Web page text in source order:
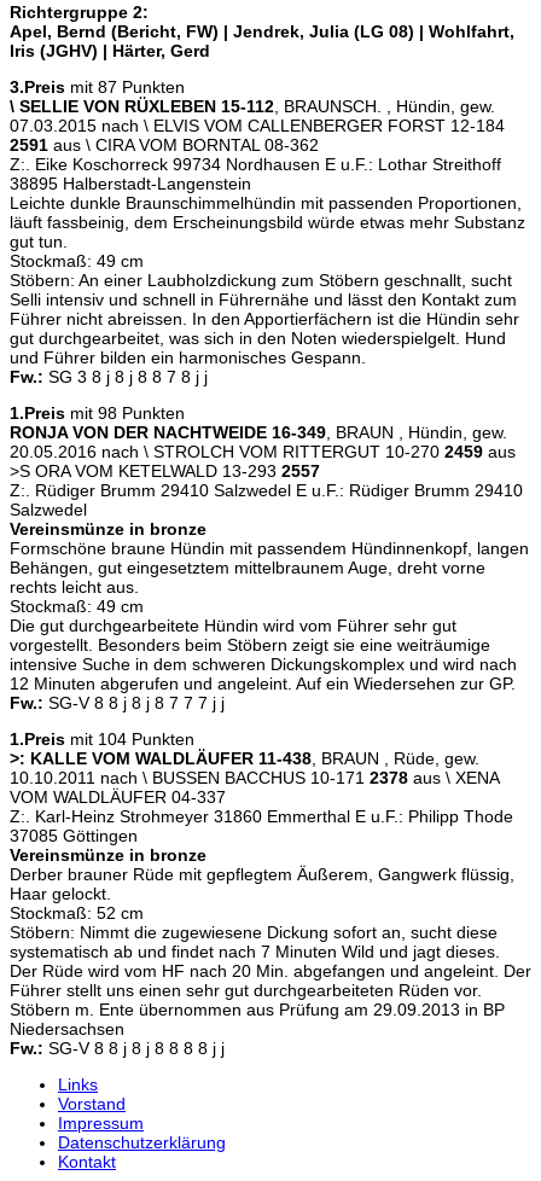
Richtergruppe 2:
Apel, Bernd (Bericht, FW) | Jendrek, Julia (LG 08) | Wohlfahrt,
Iris (JGHV) | Härter, Gerd
3.Preis mit 87 Punkten
\ SELLIE VON RÜXLEBEN 15-112 , BRAUNSCH. , Hündin, gew.
07.03.2015 nach \ ELVIS VOM CALLENBERGER FORST 12-184
2591 aus \ CIRA VOM BORNTAL 08-362
Z:. Eike Koschorreck 99734 Nordhausen E u.F.: Lothar Streithoff
38895 Halberstadt-Langenstein
Leichte dunkle Braunschimmelhündin mit passenden Proportionen,
läuft fassbeinig, dem Erscheinungsbild würde etwas mehr Substanz
gut tun.
Stockmaß: 49 cm
Stöbern: An einer Laubholzdickung zum Stöbern geschnallt, sucht
Selli intensiv und schnell in Führernähe und lässt den Kontakt zum
Führer nicht abreissen. In den Apportierfächern ist die Hündin sehr
gut durchgearbeitet, was sich in den Noten wiederspielgelt. Hund
und Führer bilden ein harmonisches Gespann.
Fw.: SG 3 8 j 8 j 8 8 7 8 j j
1.Preis mit 98 Punkten
RONJA VON DER NACHTWEIDE 16-349 , BRAUN , Hündin, gew.
20.05.2016 nach \ STROLCH VOM RITTERGUT 10-270 2459 aus
>S ORA VOM KETELWALD 13-293 2557
Z:. Rüdiger Brumm 29410 Salzwedel E u.F.: Rüdiger Brumm 29410
Salzwedel
Vereinsmünze in bronze
Formschöne braune Hündin mit passendem Hündinnenkopf, langen
Behängen, gut eingesetztem mittelbraunem Auge, dreht vorne
rechts leicht aus.
Stockmaß: 49 cm
Die gut durchgearbeitete Hündin wird vom Führer sehr gut
vorgestellt. Besonders beim Stöbern zeigt sie eine weiträumige
intensive Suche in dem schweren Dickungskomplex und wird nach
12 Minuten abgerufen und angeleint. Auf ein Wiedersehen zur GP.
Fw.: SG-V 8 8 j 8 j 8 7 7 7 j j
1.Preis mit 104 Punkten
>: KALLE VOM WALDLÄUFER 11-438 , BRAUN , Rüde, gew.
10.10.2011 nach \ BUSSEN BACCHUS 10-171 2378 aus \ XENA
VOM WALDLÄUFER 04-337
Z:. Karl-Heinz Strohmeyer 31860 Emmerthal E u.F.: Philipp Thode
37085 Göttingen
Vereinsmünze in bronze
Derber brauner Rüde mit gepflegtem Äußerem, Gangwerk flüssig,
Haar gelockt.
Stockmaß: 52 cm
Stöbern: Nimmt die zugewiesene Dickung sofort an, sucht diese
systematisch ab und findet nach 7 Minuten Wild und jagt dieses.
Der Rüde wird vom HF nach 20 Min. abgefangen und angeleint. Der
Führer stellt uns einen sehr gut durchgearbeiteten Rüden vor.
Stöbern m. Ente übernommen aus Prüfung am 29.09.2013 in BP
Niedersachsen
Fw.: SG-V 8 8 j 8 j 8 8 8 8 j j
Links
Vorstand
Impressum
Datenschutzerklärung
Kontakt